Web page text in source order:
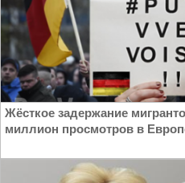
Жёсткое задержание
миллион просмотров в